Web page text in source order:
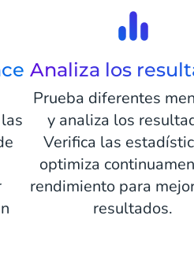
Analiza los
Prueba diferentes
y analiza los
Verifica las
optimiza
rendimiento para
resultados.